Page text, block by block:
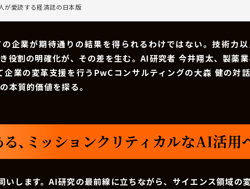
が愛読する経済誌の日本版
企業が期待通りの結果を得られるわけではない。技術力
役割の明確化が、その差を生む。AI研究者 今井翔太、製薬
業の変革支援を行うPwCコンサルティングの大森 健の対
本質的価値を探る。
、ミッションクリティカルなAI活用
いします。AI研究の最前線に立ちながら、サイエンス領域の